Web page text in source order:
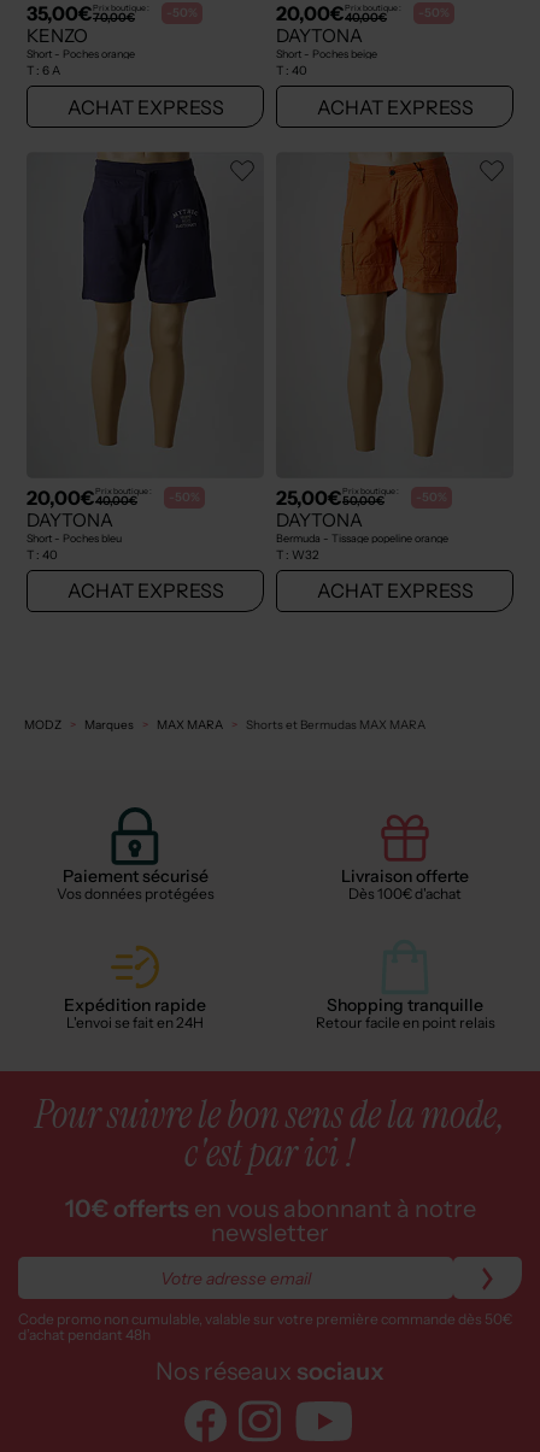
35,00€Prix boutique :
70,00€ -50%
KENZO
Short - Poches orange
T : 6 A
ACHAT EXPRESS
20,00€Prix boutique :
40,00€ -50%
DAYTONA
Short - Poches beige
T : 40
ACHAT EXPRESS
20,00€Prix boutique :
40,00€ -50%
DAYTONA
Short - Poches bleu
T : 40
ACHAT EXPRESS
25,00€Prix boutique :
50,00€ -50%
DAYTONA
Bermuda - Tissage popeline orange
T : W32
ACHAT EXPRESS
MODZ Marques MAX MARA Shorts et Bermudas MAX MARA
Paiement sécurisé
Vos données protégées
Livraison offerte
Dès 100€ d'achat
Expédition rapide
L'envoi se fait en 24H
Shopping tranquille
Retour facile en point relais
Pour suivre le bon sens de la mode,
c'est par ici !
10€ offerts en vous abonnant à notre
newsletter
Code promo non cumulable, valable sur votre première commande dès 50€
d’achat pendant 48h
Nos réseaux sociaux